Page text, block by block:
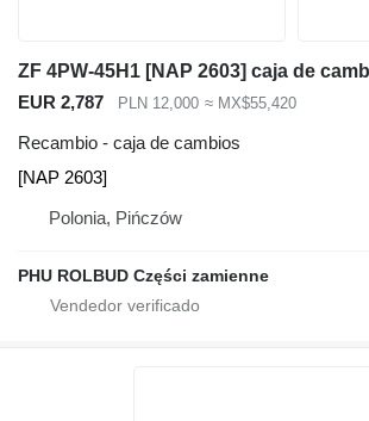
EUR 2,787 PLN 12,000 ≈ MX$55,420
Recambio - caja de cambios
[NAP 2603]
Polonia, Pińczów
PHU ROLBUD Części zamienne